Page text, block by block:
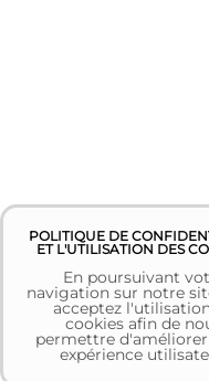
POLITIQUE DE
ET L'UTILISATION DES
En poursuivant
navigation sur notre
acceptez
cookies afin de
permettre
expérience